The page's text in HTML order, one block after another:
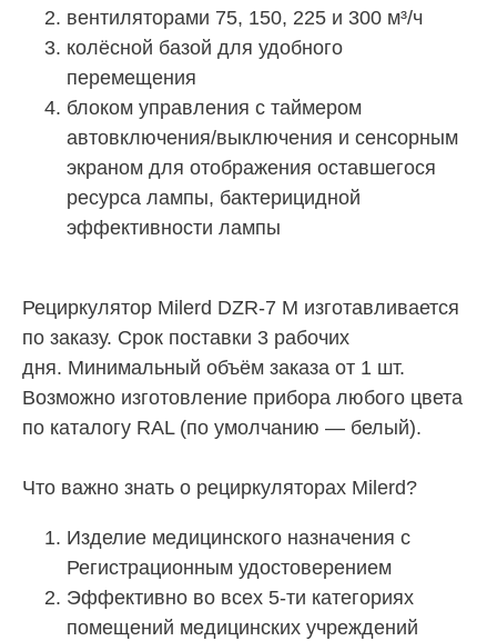
вентиляторами 75, 150, 225 и 300 м³/ч
колёсной базой для удобного
перемещения
блоком управления с таймером
автовключения/выключения и сенсорным
экраном для отображения оставшегося
ресурса лампы, бактерицидной
эффективности лампы
Рециркулятор Milerd DZR-7 M изготавливается
по заказу. Срок поставки 3 рабочих
дня. Минимальный объём заказа от 1 шт.
Возможно изготовление прибора любого цвета
по каталогу RAL (по умолчанию — белый).
Что важно знать о рециркуляторах Milerd?
Изделие медицинского назначения с
Регистрационным удостоверением
Эффективно во всех 5-ти категориях
помещений медицинских учреждений